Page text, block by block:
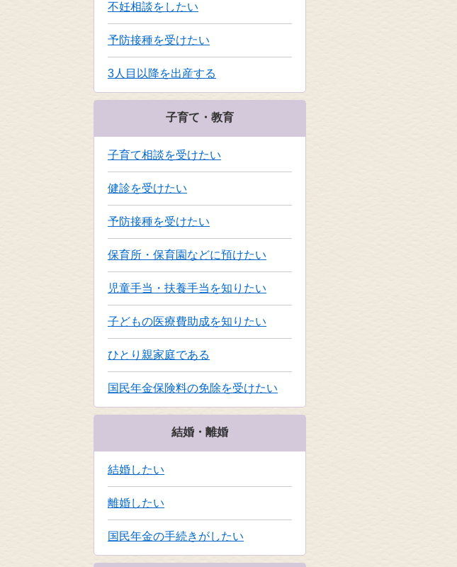
不妊相談をしたい
予防接種を受けたい
3人目以降を出産する
子育て・教育
子育て相談を受けたい
健診を受けたい
予防接種を受けたい
保育所・保育園などに預けたい
児童手当・扶養手当を知りたい
子どもの医療費助成を知りたい
ひとり親家庭である
国民年金保険料の免除を受けたい
結婚・離婚
結婚したい
離婚したい
国民年金の手続きがしたい